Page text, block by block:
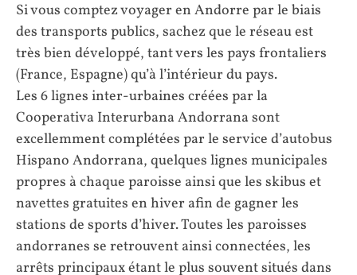
Si vous comptez voyager en Andorre par le biais
des transports publics, sachez que le réseau est
très bien développé, tant vers les pays frontaliers
(France, Espagne) qu’à l’intérieur du pays.
Les 6 lignes inter-urbaines créées par la
Cooperativa Interurbana Andorrana sont
excellemment complétées par le service d’autobus
Hispano Andorrana, quelques lignes municipales
propres à chaque paroisse ainsi que les skibus et
navettes gratuites en hiver afin de gagner les
stations de sports d’hiver. Toutes les paroisses
andorranes se retrouvent ainsi connectées, les
arrêts principaux étant le plus souvent situés dans